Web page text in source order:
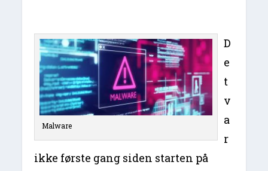
Malware
D
e
t
v
a
r
ikke første gang siden starten på